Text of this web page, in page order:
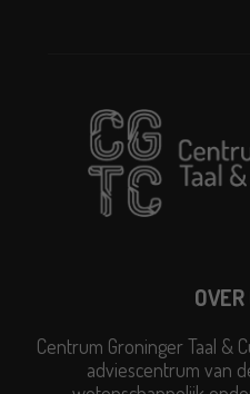
Centrum Groninger Taal &
adviescentrum van